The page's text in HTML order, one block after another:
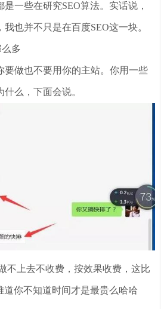
一些在研究SEO算法。实话说，
也并不只是在百度SEO这一块。
多
要做也不要用你的主站。你用一些
么，下面会说。
不上去不收费，按效果收费，这比
道你不知道时间才是最贵么哈哈